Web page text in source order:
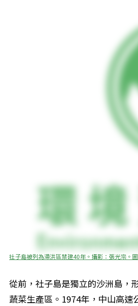
社子島被列為滯洪區禁建40年。攝影：張光宗。
從前，社子島是獨立的沙洲島，
蔬菜生產區。1974年，中山高速